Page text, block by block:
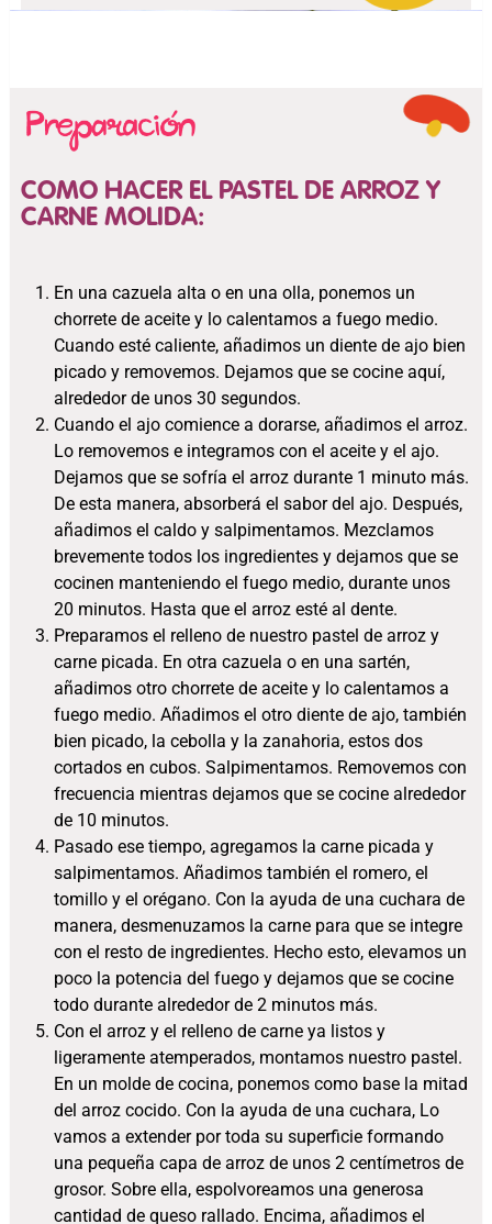
COMO HACER EL PASTEL DE ARROZ Y
CARNE MOLIDA:
En una cazuela alta o en una olla, ponemos un
chorrete de aceite y lo calentamos a fuego medio.
Cuando esté caliente, añadimos un diente de ajo bien
picado y removemos. Dejamos que se cocine aquí,
alrededor de unos 30 segundos.
Cuando el ajo comience a dorarse, añadimos el arroz.
Lo removemos e integramos con el aceite y el ajo.
Dejamos que se sofría el arroz durante 1 minuto más.
De esta manera, absorberá el sabor del ajo. Después,
añadimos el caldo y salpimentamos. Mezclamos
brevemente todos los ingredientes y dejamos que se
cocinen manteniendo el fuego medio, durante unos
20 minutos. Hasta que el arroz esté al dente.
Preparamos el relleno de nuestro pastel de arroz y
carne picada. En otra cazuela o en una sartén,
añadimos otro chorrete de aceite y lo calentamos a
fuego medio. Añadimos el otro diente de ajo, también
bien picado, la cebolla y la zanahoria, estos dos
cortados en cubos. Salpimentamos. Removemos con
frecuencia mientras dejamos que se cocine alrededor
de 10 minutos.
Pasado ese tiempo, agregamos la carne picada y
salpimentamos. Añadimos también el romero, el
tomillo y el orégano. Con la ayuda de una cuchara de
manera, desmenuzamos la carne para que se integre
con el resto de ingredientes. Hecho esto, elevamos un
poco la potencia del fuego y dejamos que se cocine
todo durante alrededor de 2 minutos más.
Con el arroz y el relleno de carne ya listos y
ligeramente atemperados, montamos nuestro pastel.
En un molde de cocina, ponemos como base la mitad
del arroz cocido. Con la ayuda de una cuchara, Lo
vamos a extender por toda su superficie formando
una pequeña capa de arroz de unos 2 centímetros de
grosor. Sobre ella, espolvoreamos una generosa
cantidad de queso rallado. Encima, añadimos el